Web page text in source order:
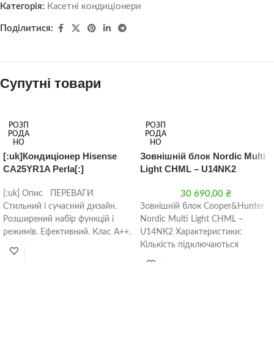
Категорія: Касетні кондиціонери
Поділитися:
Супутні товари
РОЗП
РОДА
НО
[:uk]Кондиціонер Hisense
CA25YR1A Perla[:]
[:uk] Опис ПЕРЕВАГИ
Стильний і сучасний дизайн.
Розширений набір функцій і
режимів. Ефективний. Клас А++.
озонобезпечний
РОЗП
РОДА
НО
Зовнішній блок Nordic Multi
Light CHML – U14NK2
30 690,00 ₴
Зовнішній блок Cooper&Hunter
Nordic Multi Light CHML –
U14NK2 Характеристики:
Кількість підключаються